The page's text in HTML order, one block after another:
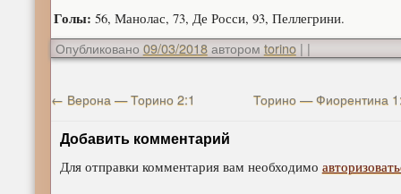
Голы: 56, Манолас, 73, Де Росси, 93, Пеллегрини.
Опубликовано 09/03/2018 автором torino | |
← Верона — Торино 2:1 Торино — Фиорентина
Добавить комментарий
Для отправки комментария вам необходимо